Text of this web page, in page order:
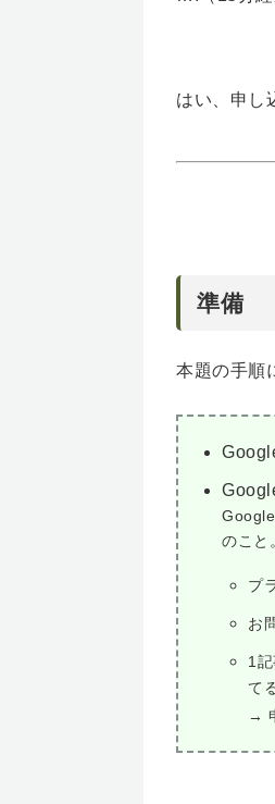
はい、申し
準備
本題の手順
のこと。
プ
お
1
て
→